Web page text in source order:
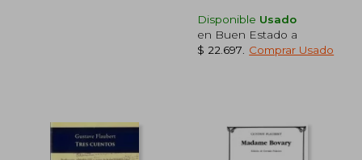
Disponible Usado
en Buen Estado a
$ 22.697
Comprar Usado